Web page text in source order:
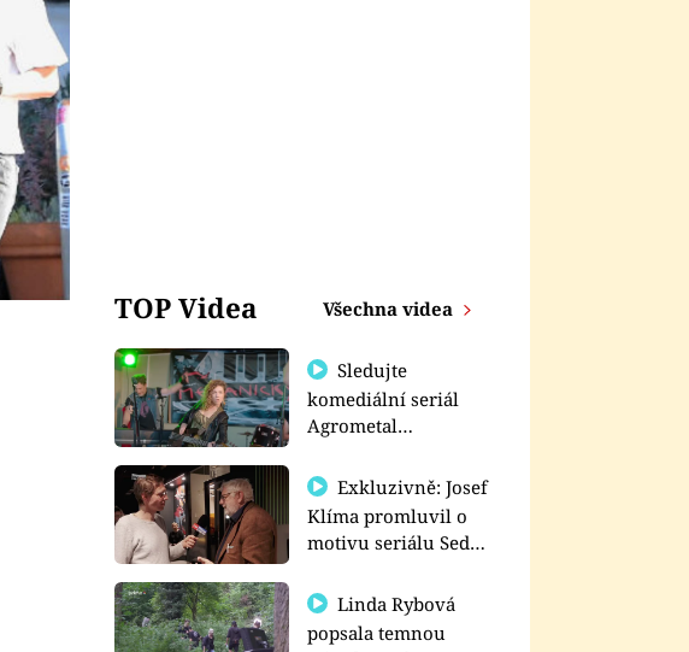
TOP Videa Všechna videa
Sledujte
komediální seriál
Agrometal
prima+
Exkluzivně: Josef
Klíma promluvil o
motivu seriálu Sedm
Linda Rybová
popsala temnou